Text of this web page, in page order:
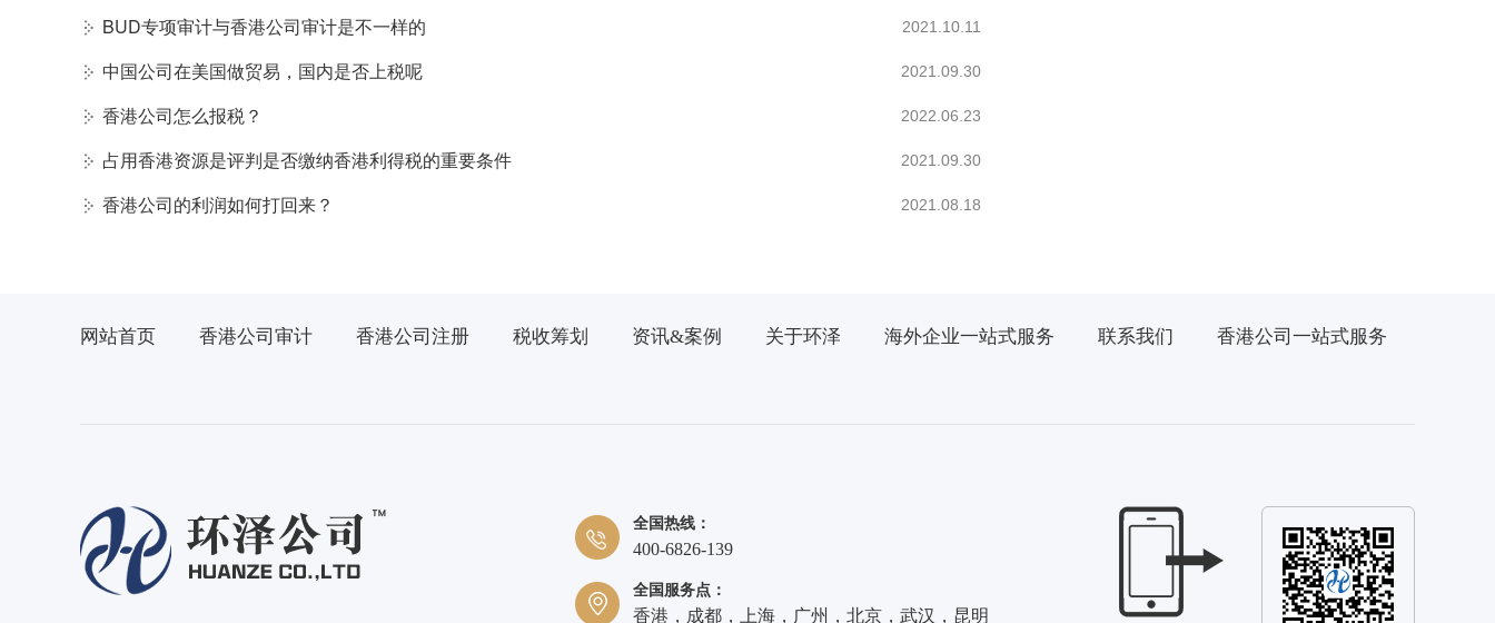
BUD专项审计与香港公司审计是不一样的 2021.10.11
中国公司在美国做贸易，国内是否上税呢 2021.09.30
香港公司怎么报税？ 2022.06.23
占用香港资源是评判是否缴纳香港利得税的重要条件 2021.09.30
香港公司的利润如何打回来？ 2021.08.18
网站首页 香港公司审计 香港公司注册 税收筹划 资讯&案例 关于环泽 海外企业一站式服务 联系我们 香港公司一站式服务
全国热线：
400-6826-139
全国服务点：
香港，成都，上海，广州，北京，武汉，昆明